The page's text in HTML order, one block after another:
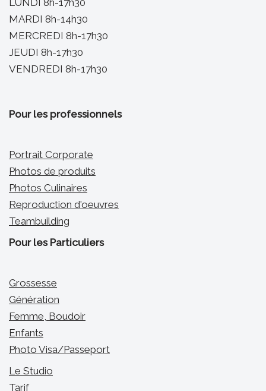
LUNDI 8h-17h30
MARDI 8h-14h30
MERCREDI 8h-17h30
JEUDI 8h-17h30
VENDREDI 8h-17h30
Pour les professionnels
Portrait Corporate
Photos de produits
Photos Culinaires
Reproduction d'oeuvres
Teambuilding
Pour les Particuliers
Grossesse
Génération
Femme, Boudoir
Enfants
Photo Visa/Passeport
Le Studio
Tarif